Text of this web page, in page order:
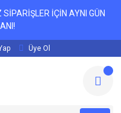
İÇİN AYNI GÜN
Üye Ol